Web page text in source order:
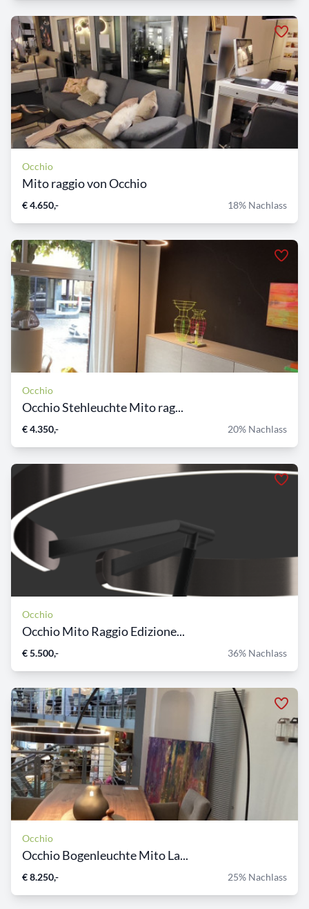
Occhio
Mito raggio von Occhio
€ 4.650,- 18% Nachlass
Occhio
Occhio Stehleuchte Mito rag...
€ 4.350,- 20% Nachlass
Occhio
Occhio Mito Raggio Edizione...
€ 5.500,- 36% Nachlass
Occhio
Occhio Bogenleuchte Mito La...
€ 8.250,- 25% Nachlass